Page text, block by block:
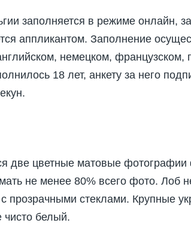
заполняется в режиме онлайн,
аппликантом. Заполнение
немецком, французском,
18 лет, анкету за него
две цветные матовые
не менее 80% всего фото. Лоб
прозрачными стеклами. Крупные
белый.